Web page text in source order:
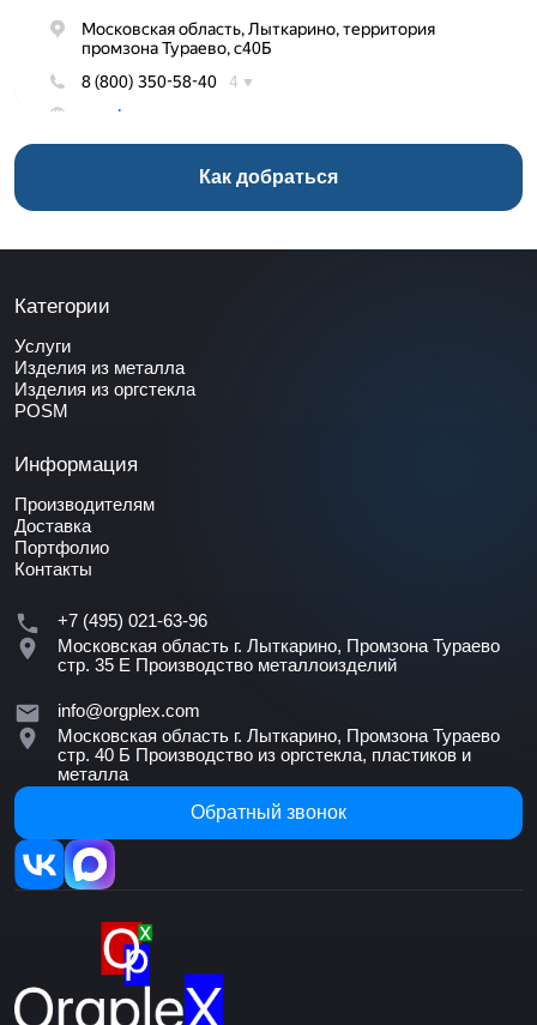
Как добраться
Категории
Услуги
Изделия из металла
Изделия из оргстекла
POSM
Информация
Производителям
Доставка
Портфолио
Контакты
+7 (495) 021-63-96
Московская область г. Лыткарино, Промзона Тураево
стр. 35 Е Производство металлоизделий
info@orgplex.com
Московская область г. Лыткарино, Промзона Тураево
стр. 40 Б Производство из оргстекла, пластиков и
металла
Обратный звонок